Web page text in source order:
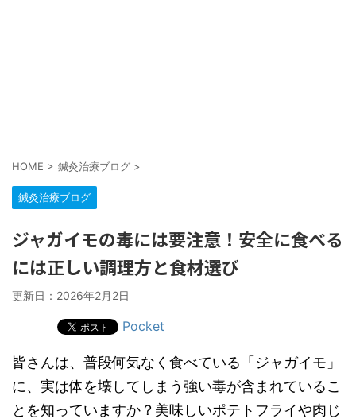
HOME > 鍼灸治療ブログ >
鍼灸治療ブログ
ジャガイモの毒には要注意！安全に食べる
には正しい調理方と食材選び
更新日： 2026年2月2日
Pocket
皆さんは、普段何気なく食べている「ジャガイモ」
に、実は体を壊してしまう強い毒が含まれているこ
とを知っていますか？美味しいポテトフライや肉じ